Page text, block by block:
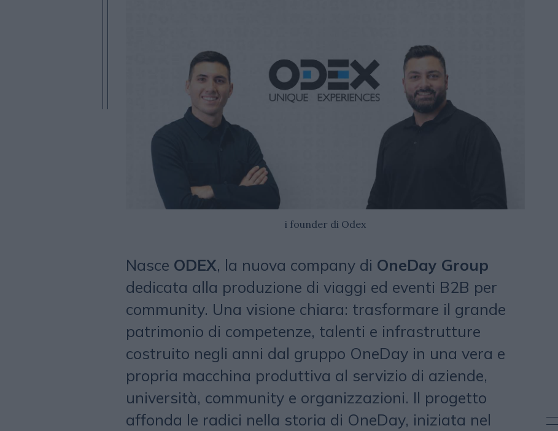
i founder di Odex
Nasce ODEX, la nuova company di OneDay Group
dedicata alla produzione di viaggi ed eventi B2B per
community. Una visione chiara: trasformare il grande
patrimonio di competenze, talenti e infrastrutture
costruito negli anni dal gruppo OneDay in una vera e
propria macchina produttiva al servizio di aziende,
università, community e organizzazioni. Il progetto
affonda le radici nella storia di OneDay, iniziata nel